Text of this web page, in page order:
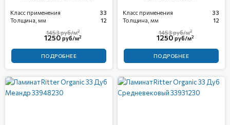
Класс применения
33
Толщина, мм
12
1250руб/м2
1453руб/м2
ПОДРОБНЕЕ
Класс применения
33
Толщина, мм
12
1250руб/м2
1453руб/м2
ПОДРОБНЕЕ